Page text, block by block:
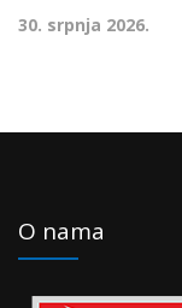
30. srpnja 2026.
O nama